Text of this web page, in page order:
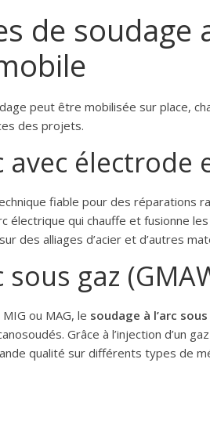
de soudage
peut être mobilisée sur place,
des projets.
avec électrode
fiable pour des réparations
électrique qui chauffe et fusionne
des alliages d’acier et d’autres
sous gaz
ou MAG, le soudage à l’arc
Grâce à l’injection d’un
qualité sur différents types de